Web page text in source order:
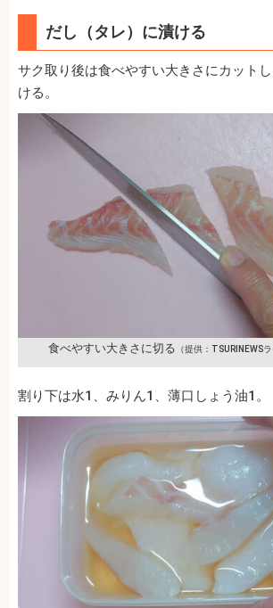
だし（タレ）に漬ける
サク取り後は食べやすい大きさにカット
ける。
食べやすい大きさに切る （提供：TSURINEWS
割り下は水1、みりん1、薄口しょう油1。